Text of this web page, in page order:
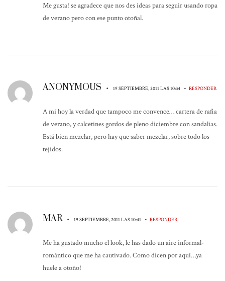
Me gusta! se agradece que nos des ideas para seguir usando ropa
de verano pero con ese punto otoñal.
ANONYMOUS • 19 SEPTIEMBRE, 2011 LAS 10:34 • RESPONDER
A mi hoy la verdad que tampoco me convence… cartera de rafia
de verano, y calcetines gordos de pleno diciembre con sandalias.
Está bien mezclar, pero hay que saber mezclar, sobre todo los
tejidos.
MAR • 19 SEPTIEMBRE, 2011 LAS 10:41 • RESPONDER
Me ha gustado mucho el look, le has dado un aire informal-
romántico que me ha cautivado. Como dicen por aquí…ya
huele a otoño!